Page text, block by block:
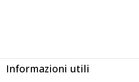
Informazioni utili